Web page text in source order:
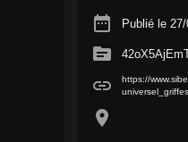
date_range Publié le
source
link
https://
location_on